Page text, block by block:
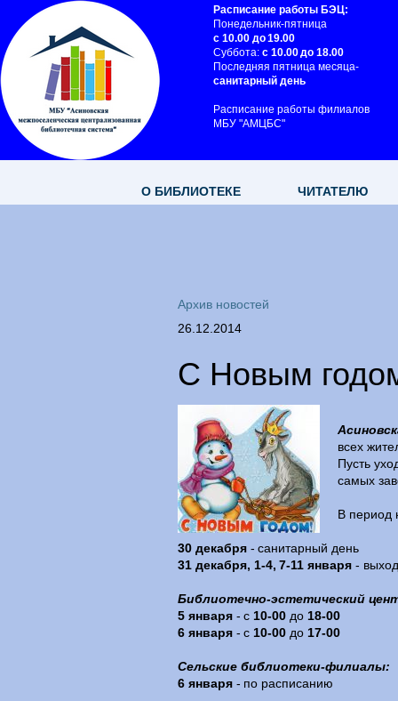
Расписание работы БЭЦ:
Понедельник-пятница
с 10.00 до 19.00
Суббота: с 10.00 до 18.00
Последняя пятница месяца-
санитарный день
Расписание работы филиалов
МБУ "АМЦБС"
О БИБЛИОТЕКЕ ЧИТАТЕЛЮ
Архив новостей
26.12.2014
С Новым
всех
Пусть
самых
В период
30 декабря - санитарный день
31 декабря, 1-4, 7-11 января -
Библиотечно-эстетический
5 января - с 10-00 до 18-00
6 января- с 10-00 до 17-00
Сельские библиотеки-филиалы:
6 января- по расписанию